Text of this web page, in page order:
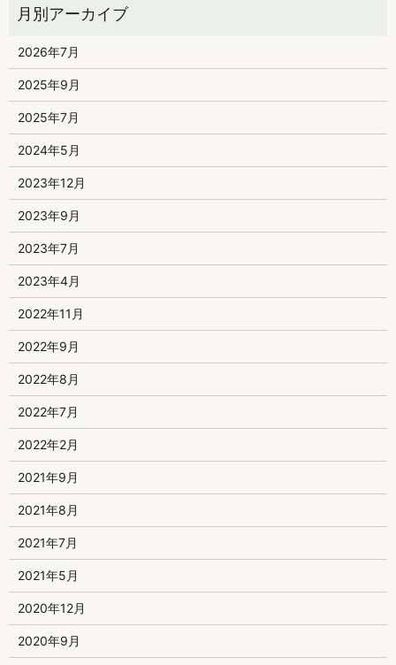
2026年7月
2025年9月
2025年7月
2024年5月
2023年12月
2023年9月
2023年7月
2023年4月
2022年11月
2022年9月
2022年8月
2022年7月
2022年2月
2021年9月
2021年8月
2021年7月
2021年5月
2020年12月
2020年9月